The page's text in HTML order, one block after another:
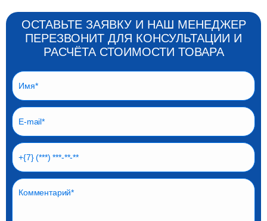
ОСТАВЬТЕ ЗАЯВКУ И НАШ МЕНЕДЖЕР
ПЕРЕЗВОНИТ ДЛЯ КОНСУЛЬТАЦИИ И
РАСЧЁТА СТОИМОСТИ ТОВАРА